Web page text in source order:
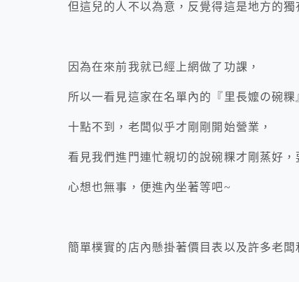
但這兒的人不以為意，反覺得這是地方的獨
因為在來前我就已經上網做了功課，
所以一看見這家在名單內的『里長嬤の碗粿
十點不到，老闆似乎才剛剛開始營業，
看見我們進門連忙親切的說碗粿才剛蒸好，
心想也無事，便進內坐著等吧~
簡單樸實的店內懸掛著價目表以及許多老